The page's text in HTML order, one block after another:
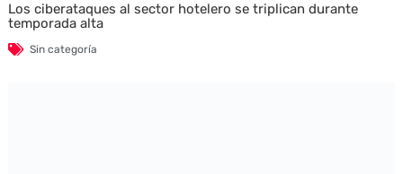
Los ciberataques al sector hotelero se triplican durante
temporada alta
Sin categoría